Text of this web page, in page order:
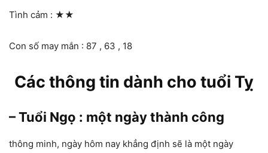
Tình cảm : ★★
Con số may mắn : 87 , 63 , 18
Các thông tin dành cho tuổi Tỵ
– Tuổi Ngọ : một ngày thành công
thông minh, ngày hôm nay khẳng định sẽ là một ngày